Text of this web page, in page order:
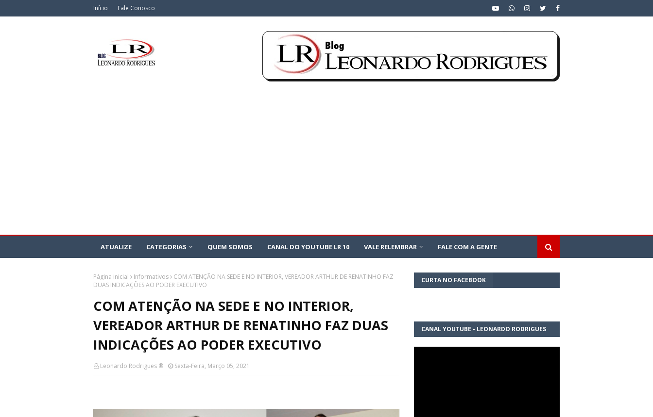
Início Fale Conosco
ATUALIZE CATEGORIAS QUEM SOMOS CANAL DO YOUTUBE LR 10 VALE RELEMBRAR FALE COM A GENTE
Página inicial Informativos
COM ATENÇÃO NA SEDE E NO INTERIOR, VEREADOR ARTHUR DE RENATINHO FAZ
DUAS INDICAÇÕES AO PODER EXECUTIVO
COM ATENÇÃO NA SEDE E NO INTERIOR,
VEREADOR ARTHUR DE RENATINHO FAZ DUAS
INDICAÇÕES AO PODER EXECUTIVO
Leonardo Rodrigues ® Sexta-Feira, Março 05, 2021
CURTA NO FACEBOOK
CANAL YOUTUBE - LEONARDO RODRIGUES